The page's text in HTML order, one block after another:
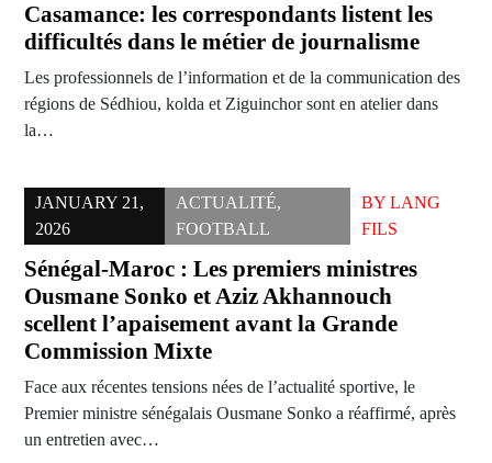
Casamance: les correspondants listent les
difficultés dans le métier de journalisme
Les professionnels de l’information et de la communication des
régions de Sédhiou, kolda et Ziguinchor sont en atelier dans
la…
JANUARY 21,
2026
ACTUALITÉ,
FOOTBALL
BY LANG
FILS
Sénégal-Maroc : Les premiers ministres
Ousmane Sonko et Aziz Akhannouch
scellent l’apaisement avant la Grande
Commission Mixte
Face aux récentes tensions nées de l’actualité sportive, le
Premier ministre sénégalais Ousmane Sonko a réaffirmé, après
un entretien avec…